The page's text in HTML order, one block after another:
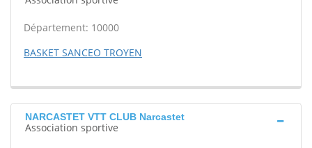
Département: 10000
BASKET SANCEO TROYEN
NARCASTET VTT CLUB Narcastet
Association sportive